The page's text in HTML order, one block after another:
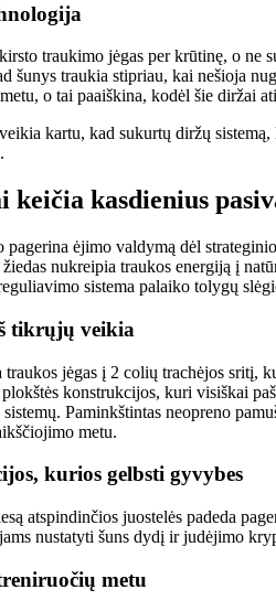
traukimo jėgas per krūtinę, o
šunys traukia stipriau, kai nešioja
o tai paaiškina, kodėl šie diržai
kartu, kad sukurtų diržų
keičia kasdienius
pagerina ėjimo valdymą dėl
nukreipia traukos energiją į
sistema palaiko tolygų
tikrųjų veikia
jėgas į 2 colių trachėjos sritį,
konstrukcijos, kuri visiškai
Paminkštintas neopreno
metu.
kurios gelbsti gyvybes
atspindinčios juostelės padeda
nustatyti šuns dydį ir judėjimo
metu